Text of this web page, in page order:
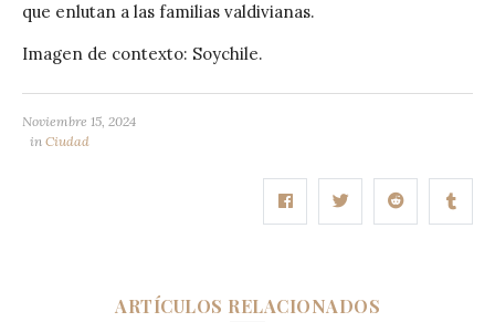
que enlutan a las familias valdivianas.
Imagen de contexto: Soychile.
Noviembre 15, 2024
in Ciudad
ARTÍCULOS RELACIONADOS